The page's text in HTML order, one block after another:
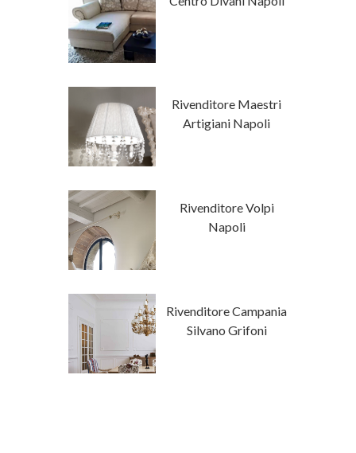
Rivenditore Maestri
Artigiani Napoli
Rivenditore Volpi
Napoli
Rivenditore Campania
Silvano Grifoni